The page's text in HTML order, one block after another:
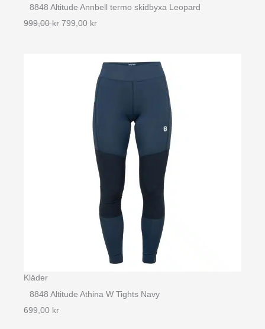
8848 Altitude Annbell termo skidbyxa Leopard
999,00kr Det
799,00 krDet
är:
799,00 kr.
Kläder
8848 Altitude Athina W Tights Navy
699,00 kr